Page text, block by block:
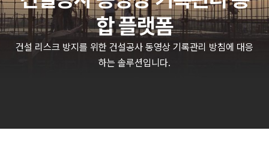
합 플랫폼
건설 리스크 방지를 위한 건설공사 동영상 기록관리 방침에 대응
하는 솔루션입니다.